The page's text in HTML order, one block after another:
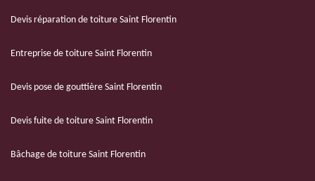
Devis réparation de toiture Saint Florentin
Entreprise de toiture Saint Florentin
Devis pose de gouttière Saint Florentin
Devis fuite de toiture Saint Florentin
Bâchage de toiture Saint Florentin